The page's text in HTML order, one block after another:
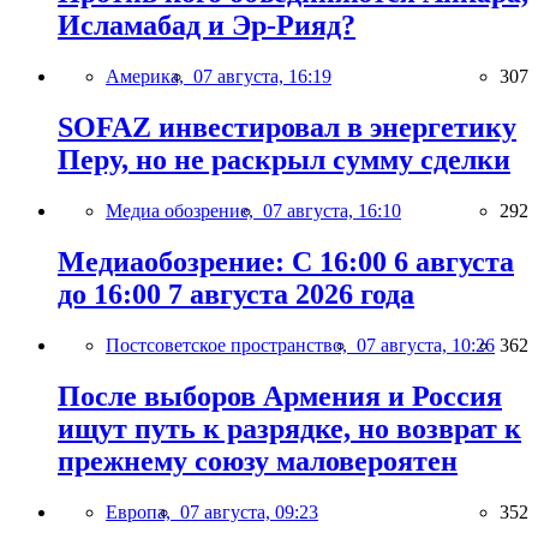
Исламабад и Эр-Рияд?
Америка, 07 августа, 16:19 307
SOFAZ инвестировал в энергетику
Перу, но не раскрыл сумму сделки
Медиа обозрение, 07 августа, 16:10 292
Медиаобозрение: С 16:00 6 августа
до 16:00 7 августа 2026 года
Постсоветское пространство, 07 августа, 10:26 362
После выборов Армения и Россия
ищут путь к разрядке, но возврат к
прежнему союзу маловероятен
Европа, 07 августа, 09:23 352